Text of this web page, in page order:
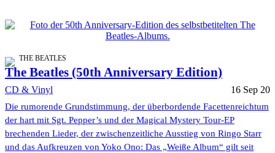
THE BEATLES
The Beatles (50th Anniversary Edition)
CD & Vinyl 16 Sep 20
Die rumorende Grundstimmung, der überbordende Facettenreichtum
der hart mit Sgt. Pepper’s und der Magical Mystery Tour-EP
brechenden Lieder, der zwischenzeitliche Ausstieg von Ringo Starr
und das Aufkreuzen von Yoko Ono: Das „Weiße Album“ gilt seit